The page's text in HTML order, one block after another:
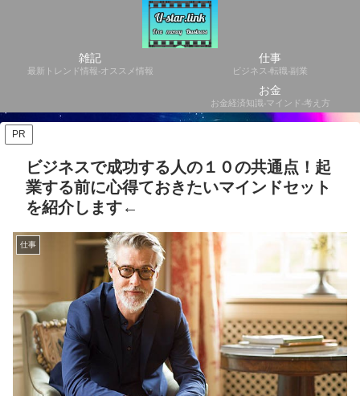
雑記
最新トレンド情報-オススメ情報
仕事
ビジネス-転職-副業
お金
お金経済知識-マインド-考え方
PR
ビジネスで成功する人の１０の共通点！起
業する前に心得ておきたいマインドセット
を紹介します←
仕事